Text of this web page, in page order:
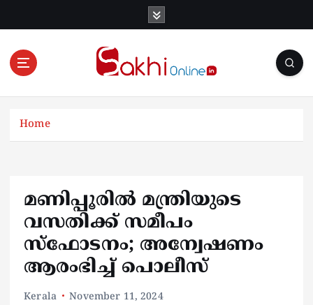
Online News Portal
Home
മണിപ്പൂരിൽ മന്ത്രിയുടെ
വസതിക്ക് സമീപം
സ്ഫോടനം; അന്വേഷണം
ആരംഭിച്ച് പൊലീസ്
Kerala November 11, 2024